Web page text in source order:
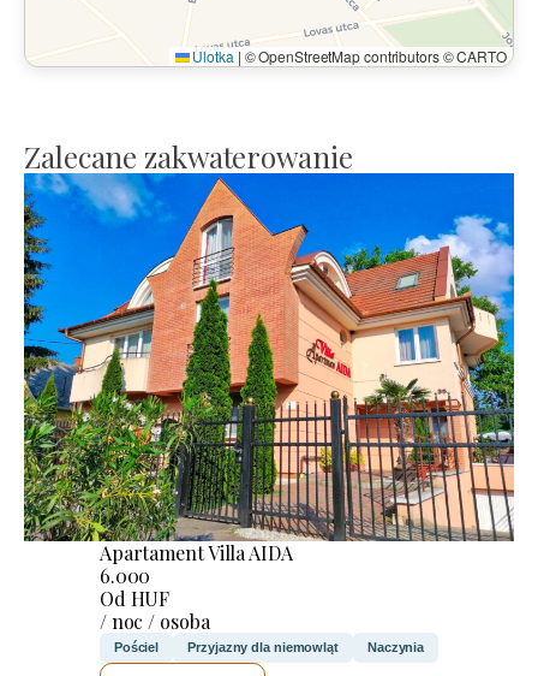
Ulotka | © OpenStreetMap contributors © CARTO
Zalecane zakwaterowanie
Apartament Villa AIDA
6.000
Od HUF
/ noc / osoba
Pościel Przyjazny dla niemowląt Naczynia